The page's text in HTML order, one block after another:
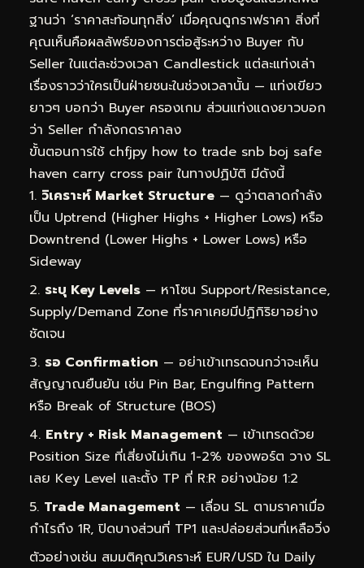
ฐานว่า ‘ราคาสะท้อนทุกสิ่ง’ เมื่อคุณดูกราฟราคา สิ่งที่
คุณเห็นคือผลลัพธ์ของการต่อสู้ระหว่าง Buyer กับ
Seller ในแต่ละช่วงเวลา Candlestick แต่ละแท่งเล่า
เรื่องราวว่าใครเป็นฝ่ายชนะในช่วงเวลานั้น — แท่งเขียว
ยาวๆ บอกว่า Buyer ครองเกม ส่วนแท่งแดงยาวบอก
ว่า Seller กำลังกดราคาลง
ขั้นตอนการใช้ chfjpy how to trade snb boj safe
haven carry cross pair ในทางปฏิบัติ มีดังนี้
วิเคราะห์ Market Structure — ดูว่าตลาดกำลัง
เป็น Uptrend (Higher Highs + Higher Lows) หรือ
Downtrend (Lower Highs + Lower Lows) หรือ
Sideway
ระบุ Key Levels — หาโซน Support/Resistance,
Supply/Demand Zone ที่ราคาเคยมีปฏิกิริยาอย่าง
ชัดเจน
รอ Confirmation — อย่าเข้าเทรดจนกว่าจะเห็น
สัญญาณยืนยัน เช่น Pin Bar, Engulfing Pattern
หรือ Break of Structure (BOS)
Entry + Risk Management — เข้าเทรดด้วย
Position Size ที่เสี่ยงไม่เกิน 1-2% ของพอร์ต วาง SL
เลย Key Level และตั้ง TP ที่ R:R อย่างน้อย 1:2
Trade Management — เลื่อน SL ตามราคาเมื่อ
กำไรถึง 1R, ปิดบางส่วนที่ TP1 และปล่อยส่วนที่เหลือวิ่ง
ตัวอย่างเช่น สมมติคุณวิเคราะห์ EUR/USD ใน Daily